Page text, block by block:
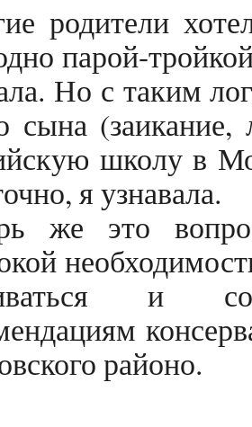
родители
парой-
Но с таким
сына
школу в
я узнавала.
же это
и
районо.